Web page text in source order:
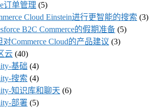
订单管理 (5)
Cloud Einstein进行更智能的搜索 (3)
B2C Commerce的假期准备 (5)
Commerce Cloud的产品建议 (3)
云 (40)
基础 (4)
搜索 (4)
知识库和聊天 (6)
部署 (5)